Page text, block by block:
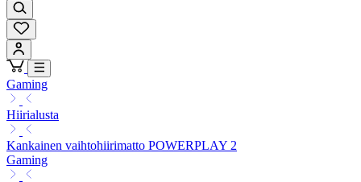
Gaming
Hiirialusta
Kankainen vaihtohiirimatto POWERPLAY 2
Gaming